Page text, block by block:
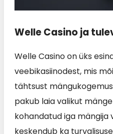
Welle Casino ja
Welle Casino on üks
veebikasiinodest, mis
tähtsust
pakub laia valikut
kohandatud iga mängija
keskendub ka